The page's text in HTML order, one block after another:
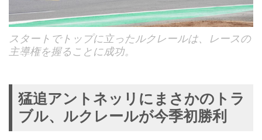
スタートでトップに立ったルクレールは、レースの
主導権を握ることに成功。
猛追アントネッリにまさかのトラ
ブル、ルクレールが今季初勝利